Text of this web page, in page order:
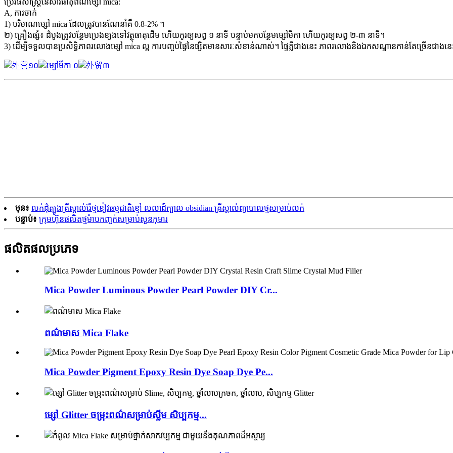
A, ការចាក់
1) បរិមាណម្សៅ mica ដែលត្រូវបានណែនាំគឺ 0.8-2% ។
២) គ្រឿងផ្សំ៖ ដំបូងត្រូវបន្ថែមប្រេងខ្យងទៅវត្ថុធាតុដើម ហើយកូរឲ្យសព្វ ១ នាទី បន្ទាប់មកបន្ថែមម្សៅមីកា ហើយកូរឲ្យសព្វ ២-៣ នាទី។
3) ដើម្បីទទួលបានប្រសិទ្ធិភាពរលោងម្សៅ mica ល្អ ការបញ្ចប់ផ្ទៃនៃផ្សិតមានសារៈសំខាន់ណាស់។ ផ្ទៃ​ភ្លឺ​ជាង​នេះ ភាព​រលោង​និង​ឯកសណ្ឋាន​កាន់​តែ​ច្រើន​ជាង​ន
មុន៖ លក់ដុំត្បូងគ្រីស្តាល់រ៉ែថ្មខៀវធម្មជាតិខ្មៅ លលាដ៍ក្បាល obsidian គ្រីស្តាល់ព្យាបាលថ្មសម្រាប់លក់
បន្ទាប់៖ ក្រុមហ៊ុនផលិតថ្មម៉ាបកញ្ចក់សម្រាប់សួនកុមារ
ផលិតផលប្រភេទ
Mica Powder Luminous Powder Pearl Powder DIY Cr...
ពណ៌មាស Mica Flake
Mica Powder Pigment Epoxy Resin Dye Soap Dye Pe...
ម្សៅ Glitter ចម្រុះពណ៌សម្រាប់ស្លីម សិប្បកម្ម...